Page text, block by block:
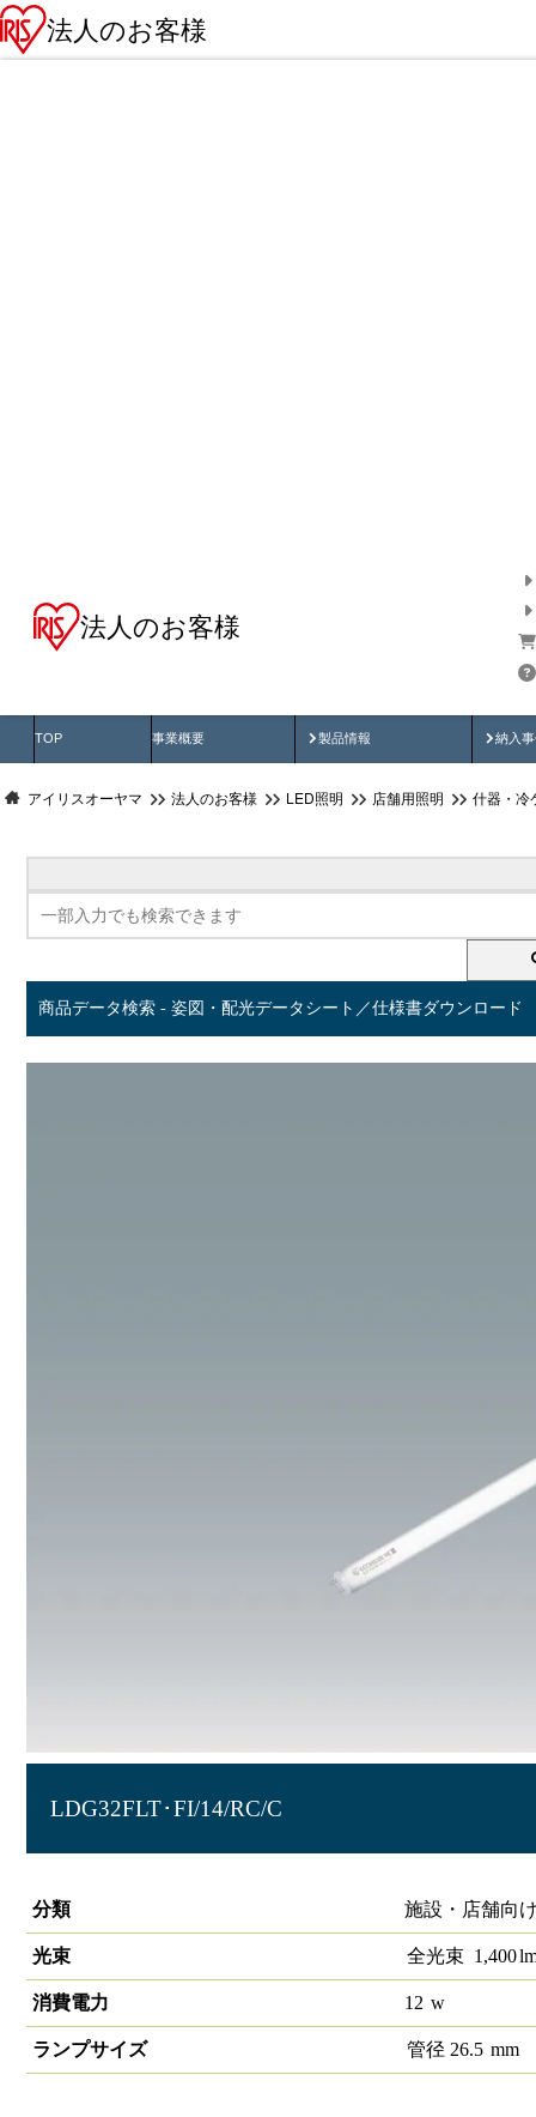
法人のお客様
法人のお客様
TOP 事業概要 製品情報
製品動画 納入
納
アイリスオーヤマ 法人のお客様 LED照明 店舗用照明 什器・冷
商品データ検索 - 姿図・配光データシート／仕様書ダウンロード
LDG32FLT･FI/14/RC/C
分類
施設・店舗向
光束 全光束 1,400
消費電力 12 w
ランプサイズ 管径 26.5 mm